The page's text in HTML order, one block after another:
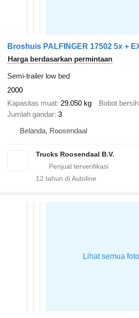
Harga berdasarkan permintaan
Semi-trailer low bed
2000
Kapasitas muat 29.050 kg Bobot bersih
Jumlah gandar 3
Belanda, Roosendaal
Trucks Roosendaal B.V.
12 tahun di Autoline